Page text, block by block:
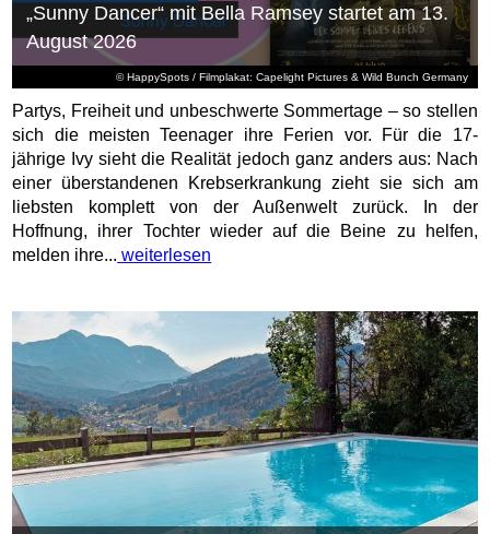
© HappySpots / Filmplakat: Capelight Pictures & Wild Bunch Germany
„Sunny Dancer“ mit Bella Ramsey startet am 13.
August 2026
Partys, Freiheit und unbeschwerte Sommertage – so stellen
sich die meisten Teenager ihre Ferien vor. Für die 17-
jährige Ivy sieht die Realität jedoch ganz anders aus: Nach
einer überstandenen Krebserkrankung zieht sie sich am
liebsten komplett von der Außenwelt zurück. In der
Hoffnung, ihrer Tochter wieder auf die Beine zu helfen,
melden ihre... weiterlesen